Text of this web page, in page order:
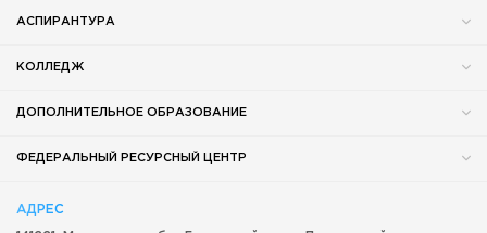
АСПИРАНТУРА
КОЛЛЕДЖ
ДОПОЛНИТЕЛЬНОЕ ОБРАЗОВАНИЕ
ФЕДЕРАЛЬНЫЙ РЕСУРСНЫЙ ЦЕНТР
АДРЕС